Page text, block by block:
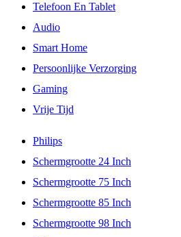
Telefoon En Tablet
Audio
Smart Home
Persoonlijke Verzorging
Gaming
Vrije Tijd
Philips
Schermgrootte 24 Inch
Schermgrootte 75 Inch
Schermgrootte 85 Inch
Schermgrootte 98 Inch